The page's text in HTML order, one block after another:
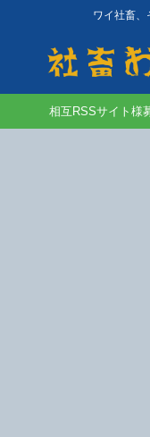
ワイ社畜、
相互RSSサイト様